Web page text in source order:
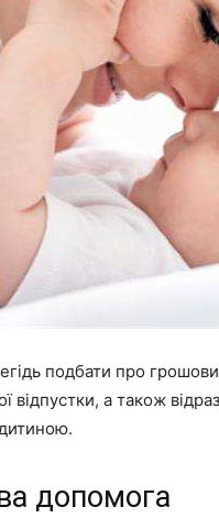
подбати про
відпустки, а також
допомога